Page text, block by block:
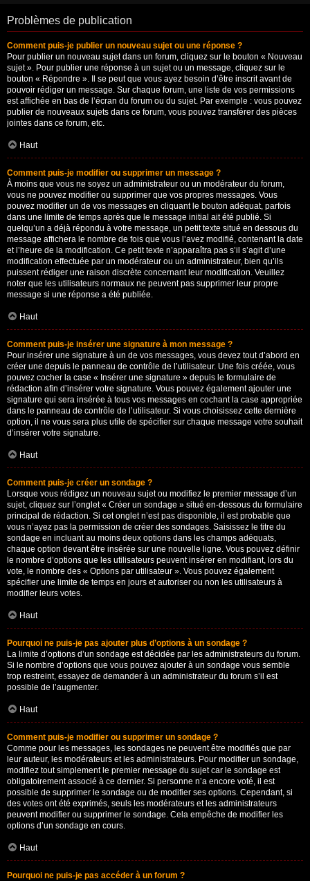
Problèmes de publication
Comment puis-je publier un nouveau sujet ou une réponse ?
Pour publier un nouveau sujet dans un forum, cliquez sur le bouton « Nouveau
sujet ». Pour publier une réponse à un sujet ou un message, cliquez sur le
bouton « Répondre ». Il se peut que vous ayez besoin d’être inscrit avant de
pouvoir rédiger un message. Sur chaque forum, une liste de vos permissions
est affichée en bas de l’écran du forum ou du sujet. Par exemple : vous pouvez
publier de nouveaux sujets dans ce forum, vous pouvez transférer des pièces
jointes dans ce forum, etc.
Haut
Comment puis-je modifier ou supprimer un message ?
À moins que vous ne soyez un administrateur ou un modérateur du forum,
vous ne pouvez modifier ou supprimer que vos propres messages. Vous
pouvez modifier un de vos messages en cliquant le bouton adéquat, parfois
dans une limite de temps après que le message initial ait été publié. Si
quelqu’un a déjà répondu à votre message, un petit texte situé en dessous du
message affichera le nombre de fois que vous l’avez modifié, contenant la date
et l’heure de la modification. Ce petit texte n’apparaîtra pas s’il s’agit d’une
modification effectuée par un modérateur ou un administrateur, bien qu’ils
puissent rédiger une raison discrète concernant leur modification. Veuillez
noter que les utilisateurs normaux ne peuvent pas supprimer leur propre
message si une réponse a été publiée.
Haut
Comment puis-je insérer une signature à mon message ?
Pour insérer une signature à un de vos messages, vous devez tout d’abord en
créer une depuis le panneau de contrôle de l’utilisateur. Une fois créée, vous
pouvez cocher la case « Insérer une signature » depuis le formulaire de
rédaction afin d’insérer votre signature. Vous pouvez également ajouter une
signature qui sera insérée à tous vos messages en cochant la case appropriée
dans le panneau de contrôle de l’utilisateur. Si vous choisissez cette dernière
option, il ne vous sera plus utile de spécifier sur chaque message votre souhait
d’insérer votre signature.
Haut
Comment puis-je créer un sondage ?
Lorsque vous rédigez un nouveau sujet ou modifiez le premier message d’un
sujet, cliquez sur l’onglet « Créer un sondage » situé en-dessous du formulaire
principal de rédaction. Si cet onglet n’est pas disponible, il est probable que
vous n’ayez pas la permission de créer des sondages. Saisissez le titre du
sondage en incluant au moins deux options dans les champs adéquats,
chaque option devant être insérée sur une nouvelle ligne. Vous pouvez définir
le nombre d’options que les utilisateurs peuvent insérer en modifiant, lors du
vote, le nombre des « Options par utilisateur ». Vous pouvez également
spécifier une limite de temps en jours et autoriser ou non les utilisateurs à
modifier leurs votes.
Haut
Pourquoi ne puis-je pas ajouter plus d’options à un sondage ?
La limite d’options d’un sondage est décidée par les administrateurs du forum.
Si le nombre d’options que vous pouvez ajouter à un sondage vous semble
trop restreint, essayez de demander à un administrateur du forum s’il est
possible de l’augmenter.
Haut
Comment puis-je modifier ou supprimer un sondage ?
Comme pour les messages, les sondages ne peuvent être modifiés que par
leur auteur, les modérateurs et les administrateurs. Pour modifier un sondage,
modifiez tout simplement le premier message du sujet car le sondage est
obligatoirement associé à ce dernier. Si personne n’a encore voté, il est
possible de supprimer le sondage ou de modifier ses options. Cependant, si
des votes ont été exprimés, seuls les modérateurs et les administrateurs
peuvent modifier ou supprimer le sondage. Cela empêche de modifier les
options d’un sondage en cours.
Haut
Pourquoi ne puis-je pas accéder à un forum ?